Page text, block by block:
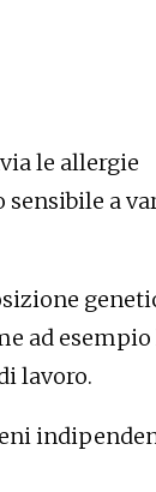
le allergie
sensibile a
ad esempio
lavoro.